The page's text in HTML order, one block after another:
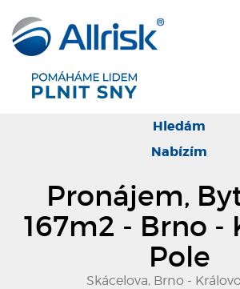
Hledám
Nabízím
Pronájem,
167m2 - Brno -
Pole
Skácelova, Brno -